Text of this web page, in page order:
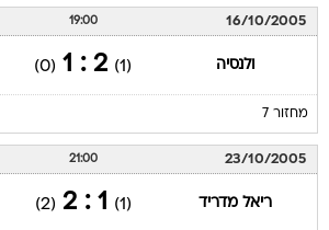
16/10/2005
19:00
ולנסיה (1)
2 : 1
(0)
מחזור 7
23/10/2005
21:00
ריאל מדריד (1)
1 : 2
(2)